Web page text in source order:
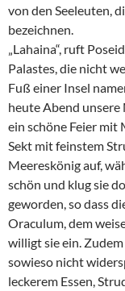
von den Seeleuten,
bezeichnen.
„Lahaina“, ruft
Palastes, die nicht
Fuß einer Insel
heute Abend unsere
ein schöne Feier mit
Sekt mit feinstem
Meereskönig auf,
schön und klug sie
geworden, so dass
Oraculum, dem
willigt sie ein.
sowieso nicht
leckerem Essen,